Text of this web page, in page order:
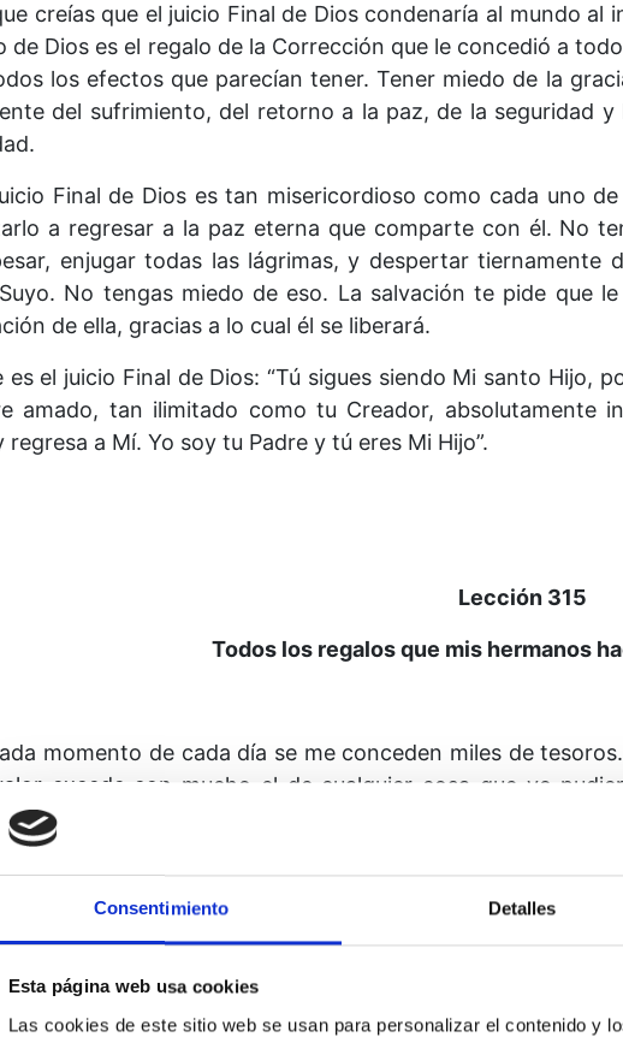
Consentimiento Detalles
Esta página web usa cookies
Las cookies de este sitio web se usan para personalizar el contenido y
creías que el juicio Final de Dios condenaría al mundo
de Dios es el regalo de la Corrección que le concedió a
los efectos que parecían tener. Tener miedo de la
del sufrimiento, del retorno a la paz, de la seguridad
Final de Dios es tan misericordioso como cada uno
a regresar a la paz eterna que comparte con él. No
enjugar todas las lágrimas, y despertar tiernamente
No tengas miedo de eso. La salvación te pide que
de ella, gracias a lo cual él se liberará.
es el juicio Final de Dios: “Tú sigues siendo Mi santo Hijo,
amado, tan ilimitado como tu Creador, absolutamente
regresa a Mí. Yo soy tu Padre y tú eres Mi Hijo”.
Lección 315
Todos los regalos que mis hermanos
momento de cada día se me conceden miles de
excede con mucho el de cualquier cosa que yo
se regocija. Alguien expresa su gratitud o su
Y todo el que encuentra el camino a Dios se convierte
él ha aprendido sin duda me pertenece a mí también.
Padre, por los muchos regalos que me llegan hoy y
que mis hermanos me pueden hacer son ilimitados.
gratitud hacia ellos pueda conducirme a mi Creador y a Su